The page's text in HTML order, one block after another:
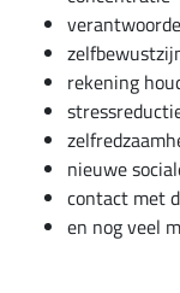
rekening
nieuwe
contact met
en nog veel